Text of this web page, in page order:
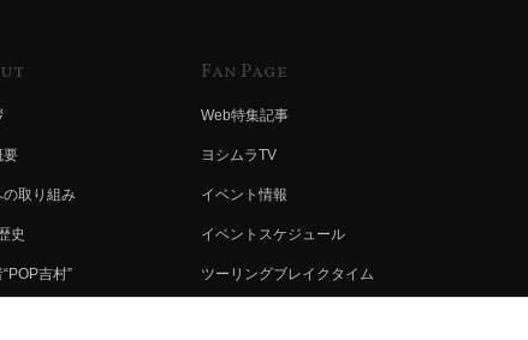
要
の取り組み
史
吉村”
Fan Page
Web特集記事
ヨシムラTV
イベント情報
イベントスケジュール
ツーリングブレイクタイム